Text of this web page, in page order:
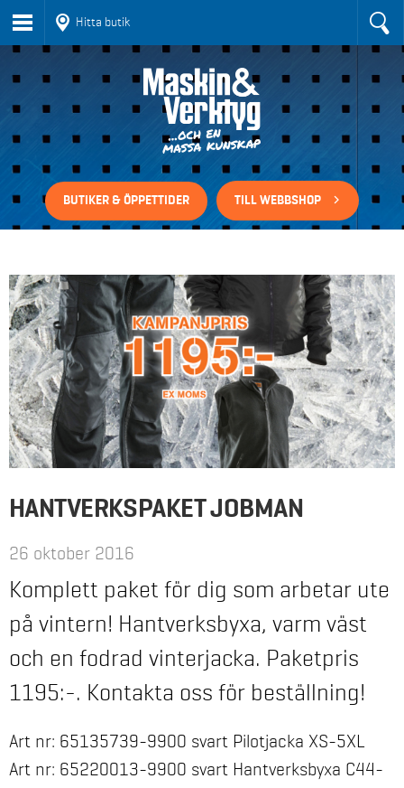
Hitta butik
BUTIKER & ÖPPETTIDER TILL WEBBSHOP
HANTVERKSPAKET JOBMAN
26 oktober 2016
Komplett paket för dig som arbetar ute
på vintern! Hantverksbyxa, varm väst
och en fodrad vinterjacka. Paketpris
1195:-. Kontakta oss för beställning!
Art nr: 65135739-9900 svart Pilotjacka XS-5XL
Art nr: 65220013-9900 svart Hantverksbyxa C44-